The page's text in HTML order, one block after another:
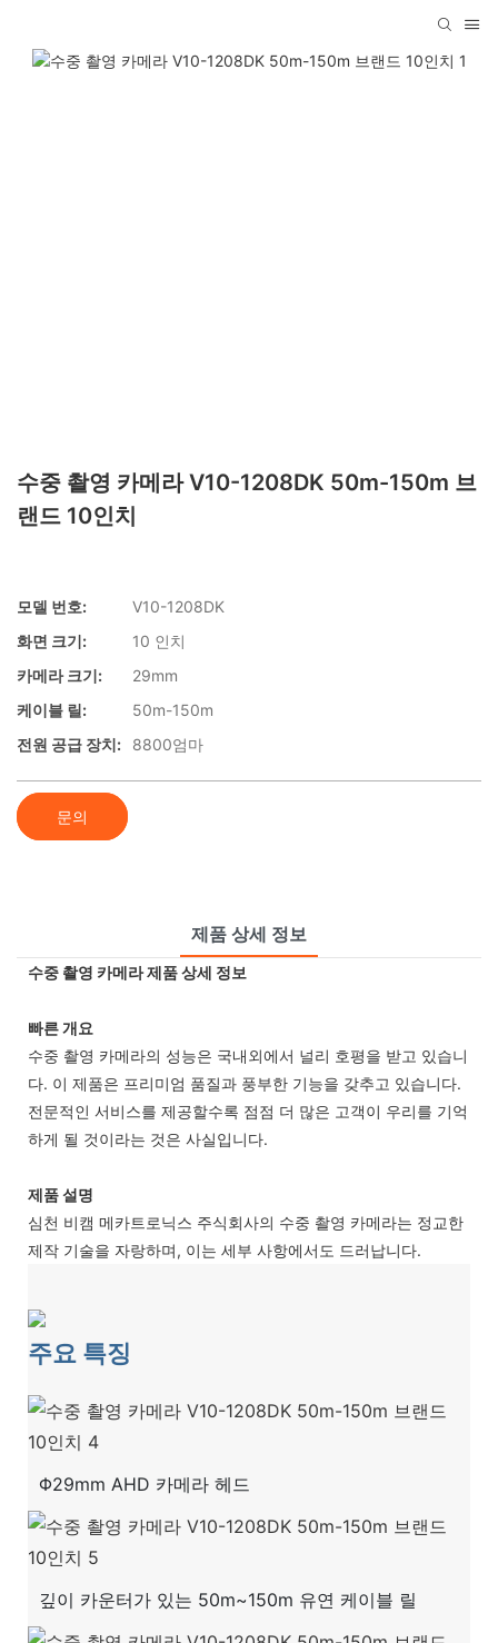
수중 촬영 카메라 V10-1208DK 50m-150m 브
랜드 10인치
모델 번호:
V10-1208DK
화면 크기:
10 인치
카메라 크기:
29mm
케이블 릴:
50m-150m
전원 공급 장치:
8800엄마
문의
제품 상세 정보
수중 촬영 카메라 제품 상세 정보
빠른 개요
수중 촬영 카메라의 성능은 국내외에서 널리 호평을 받고 있습니
다. 이 제품은 프리미엄 품질과 풍부한 기능을 갖추고 있습니다.
전문적인 서비스를 제공할수록 점점 더 많은 고객이 우리를 기억
하게 될 것이라는 것은 사실입니다.
제품 설명
심천 비캠 메카트로닉스 주식회사의 수중 촬영 카메라는 정교한
제작 기술을 자랑하며, 이는 세부 사항에서도 드러납니다.
주요 특징
Φ29mm AHD 카메라 헤드
깊이 카운터가 있는 50m~150m 유연 케이블 릴